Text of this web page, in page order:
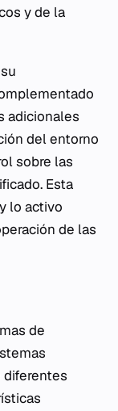
y de la
adicionales
del entorno
sobre las
Esta
lo activo
de las
de
diferentes